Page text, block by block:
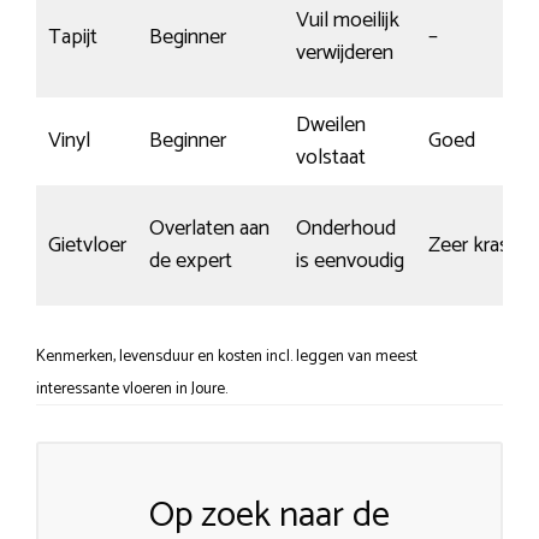
Tapijt Beginner
Vuil moeilijk
verwijderen
–
Vinyl Beginner
Dweilen
volstaat
Goed
Gietvloer
Overlaten aan
de expert
Onderhoud
is eenvoudig
Zeer
Kenmerken, levensduur en kosten incl. leggen van meest
interessante vloeren in Joure.
Op zoek naar de